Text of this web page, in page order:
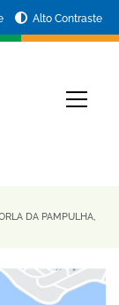
Alto Contraste
DA PAMPULHA,